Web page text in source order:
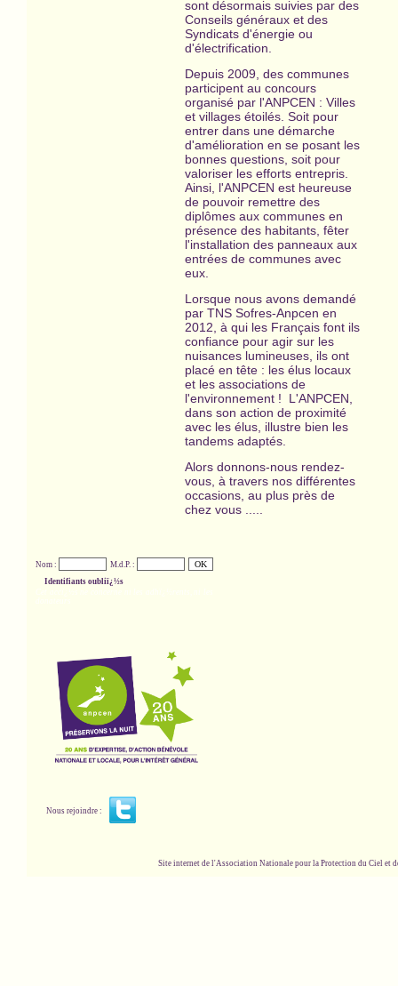
sont désormais suivies par des
Conseils généraux et des
Syndicats d'énergie ou
d'électrification.
Depuis 2009, des communes
participent au concours
organisé par l'ANPCEN : Villes
et villages étoilés. Soit pour
entrer dans une démarche
d'amélioration en se posant les
bonnes questions, soit pour
valoriser les efforts entrepris.
Ainsi, l'ANPCEN est heureuse
de pouvoir remettre des
diplômes aux communes en
présence des habitants, fêter
l'installation des panneaux aux
entrées de communes avec
eux.
Lorsque nous avons demandé
par TNS Sofres-Anpcen en
2012, à qui les Français font ils
confiance pour agir sur les
nuisances lumineuses, ils ont
placé en tête : les élus locaux
et les associations de
l'environnement ! L'ANPCEN,
dans son action de proximité
avec les élus, illustre bien les
tandems adaptés.
Alors donnons-nous rendez-
vous, à travers nos différentes
occasions, au plus près de
chez vous .....
Nom :
M.d.P. :
Identifiants oubliï¿½s
Nous rejoindre :
Site internet de l'Association Nationale pour la Protection du Ciel et de